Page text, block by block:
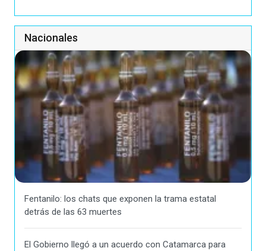
Nacionales
Fentanilo: los chats que exponen la trama estatal
detrás de las 63 muertes
El Gobierno llegó a un acuerdo con Catamarca para